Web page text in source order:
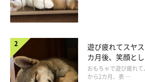
遊び疲れてスヤ
カ月後、笑顔と
成長！
おもちゃで遊び疲れ
から2カ月、表 …